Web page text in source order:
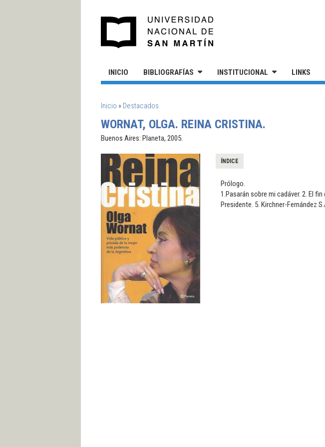
INICIO BIBLIOGRAFÍAS INSTITUCIONAL LINKS
SE ENCUENTRA USTED AQUÍ
Inicio » Destacados
WORNAT, OLGA. REINA CRISTINA.
Buenos Aires: Planeta, 2005.
ÍNDICE
Prólogo.
1.Pasarán sobre mi cadáver. 2. El
Presidente. 5. Kirchner-Fernández